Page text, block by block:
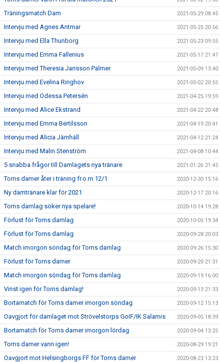
Träningsmatch Dam 2021-05-29 08:45
Intervju med Agnes Antmar 2021-05-25 20:56
Intervju med Ella Thunborg 2021-05-23 09:55
Intervju med Emma Fallenius 2021-05-17 21:47
Intervju med Theresia Jansson Palmer 2021-05-09 13:40
Intervju med Evelina Ringhov 2021-05-02 20:55
Intervju med Odessa Petersén 2021-04-25 19:59
Intervju med Alice Ekstrand 2021-04-22 20:48
Intervju med Emma Bertilsson 2021-04-19 20:41
Intervju med Alicia Järnhäll 2021-04-12 21:24
Intervju med Malin Stenström 2021-04-08 10:44
5 snabba frågor till Damlagets nya tränare 2021-01-26 21:45
Torns damer åter i träning fr.o.m 12/1 2020-12-30 15:16
Ny damtränare klar för 2021 2020-12-17 20:16
Torns damlag söker nya spelare! 2020-10-14 19:28
Förlust för Torns damlag 2020-10-05 19:34
Förlust för Torns damlag 2020-09-28 20:03
Match imorgon söndag för Torns damlag 2020-09-26 15:30
Förlust för Torns damer 2020-09-20 21:31
Match imorgon söndag för Torns damlag 2020-09-19 16:00
Vinst igen för Torns damlag! 2020-09-13 21:33
Bortamatch för Torns damer imorgon söndag 2020-09-12 15:13
Oavgjort för damlaget mot Strövelstorps GoIF/IK Salamis 2020-09-05 18:39
Bortamatch för Torns damer imorgon lördag 2020-09-04 13:25
Torns damer vann igen! 2020-08-29 19:21
Oavgjort mot Helsingborgs FF för Torns damer 2020-08-23 13:23